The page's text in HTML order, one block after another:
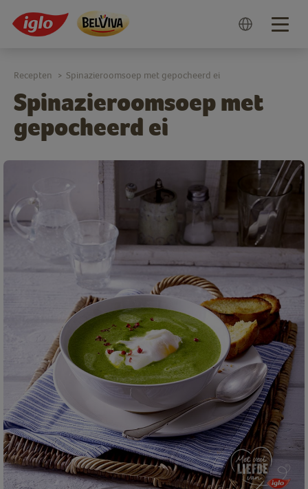
Spinazieroomsoep met
gepocheerd ei
Recepten > Spinazieroomsoep met gepocheerd ei